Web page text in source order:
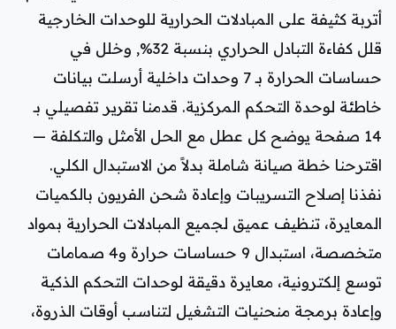
أتربة كثيفة على المبادلات الحرارية للوحدات الخارجية
قلل كفاءة التبادل الحراري بنسبة 32%, وخلل في
حساسات الحرارة بـ 7 وحدات داخلية أرسلت بيانات
خاطئة لوحدة التحكم المركزية. قدمنا تقرير تفصيلي بـ
14 صفحة يوضح كل عطل مع الحل الأمثل والتكلفة —
اقترحنا خطة صيانة شاملة بدلاً من الاستبدال الكلي.
نفذنا إصلاح التسريبات وإعادة شحن الفريون بالكميات
المعايرة، تنظيف عميق لجميع المبادلات الحرارية بمواد
متخصصة، استبدال 9 حساسات حرارة و4 صمامات
توسع إلكترونية، معايرة دقيقة لوحدات التحكم الذكية
وإعادة برمجة منحنيات التشغيل لتناسب أوقات الذروة،